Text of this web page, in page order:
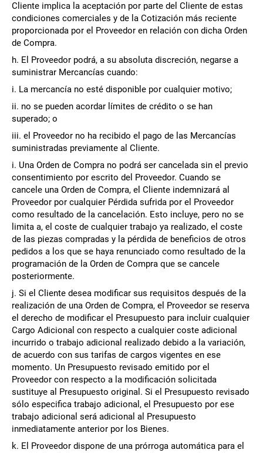
Cliente implica la aceptación por parte del Cliente de estas
condiciones comerciales y de la Cotización más reciente
proporcionada por el Proveedor en relación con dicha Orden
de Compra.
h. El Proveedor podrá, a su absoluta discreción, negarse a
suministrar Mercancías cuando:
i. La mercancía no esté disponible por cualquier motivo;
ii. no se pueden acordar límites de crédito o se han
superado; o
iii. el Proveedor no ha recibido el pago de las Mercancías
suministradas previamente al Cliente.
i. Una Orden de Compra no podrá ser cancelada sin el previo
consentimiento por escrito del Proveedor. Cuando se
cancele una Orden de Compra, el Cliente indemnizará al
Proveedor por cualquier Pérdida sufrida por el Proveedor
como resultado de la cancelación. Esto incluye, pero no se
limita a, el coste de cualquier trabajo ya realizado, el coste
de las piezas compradas y la pérdida de beneficios de otros
pedidos a los que se haya renunciado como resultado de la
programación de la Orden de Compra que se cancele
posteriormente.
j. Si el Cliente desea modificar sus requisitos después de la
realización de una Orden de Compra, el Proveedor se reserva
el derecho de modificar el Presupuesto para incluir cualquier
Cargo Adicional con respecto a cualquier coste adicional
incurrido o trabajo adicional realizado debido a la variación,
de acuerdo con sus tarifas de cargos vigentes en ese
momento. Un Presupuesto revisado emitido por el
Proveedor con respecto a la modificación solicitada
sustituye al Presupuesto original. Si el Presupuesto revisado
sólo especifica trabajo adicional, el Presupuesto por ese
trabajo adicional será adicional al Presupuesto
inmediatamente anterior por los Bienes.
k. El Proveedor dispone de una prórroga automática para el